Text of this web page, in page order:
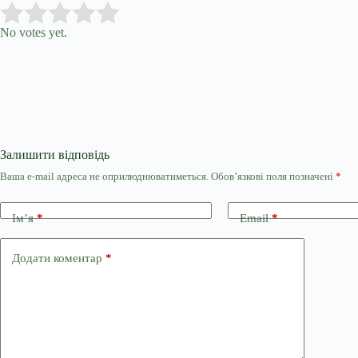
Rate this item:
No votes yet.
Залишити відповідь
Ваша e-mail адреса не оприлюднюватиметься. Обов’язкові поля позначені *
Ім’я* Email*
Додати коментар *